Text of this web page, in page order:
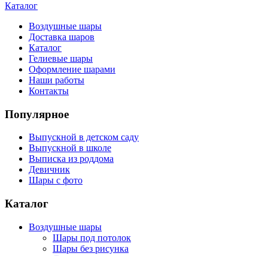
Каталог
Воздушные шары
Доставка шаров
Каталог
Гелиевые шары
Оформление шарами
Наши работы
Контакты
Популярное
Выпускной в детском саду
Выпускной в школе
Выписка из роддома
Девичник
Шары с фото
Каталог
Воздушные шары
Шары под потолок
Шары без рисунка